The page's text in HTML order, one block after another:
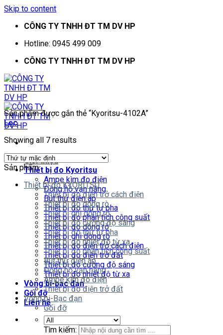
Skip to content
CÔNG TY TNHH ĐT TM DV HP
Hotline: 0945 499 009
CÔNG TY TNHH ĐT TM DV HP
Giới thiệu
Thiết bị đo Kyoritsu
Ampe kìm đo điện
Đồng hồ vạn năng
Bút thử điện áp
Thiết bị đo thứ tự pha
Thiết bị đo phân tích công suất
Thiết bị đo dòng rò
Thiết bị ghi dòng rò
Thiết bị đo điện trở cách điện
Thiết bị đo điện trở đất
Thiết bị đo cường độ sáng
Thiết bị đo nhiệt độ từ xa
Vòng bi-bạc đạn
Gối đỡ
Liên hệ
Tìm kiếm:
Sản phẩm được gắn thẻ “Kyoritsu-4102A”
Lọc
Showing all 7 results
Sản phẩm
Thiết bị đo KYORITSU
Thiết bị đo điện trở cách điện
Thiết bị đo dòng rò
Thiết bị ghi dòng rò
Thiết bị đo cường độ sáng
Thiết bị đo thứ tự pha
Thiết bị đo nhiệt độ từ xa
Thiết bị đo phân tích công suất
Bút thử điện áp
Đồng hồ vạn năng
Ampe kìm đo điện
Thiết bị đo điện trở đất
Vòng bi-Bạc đạn
Gối đỡ